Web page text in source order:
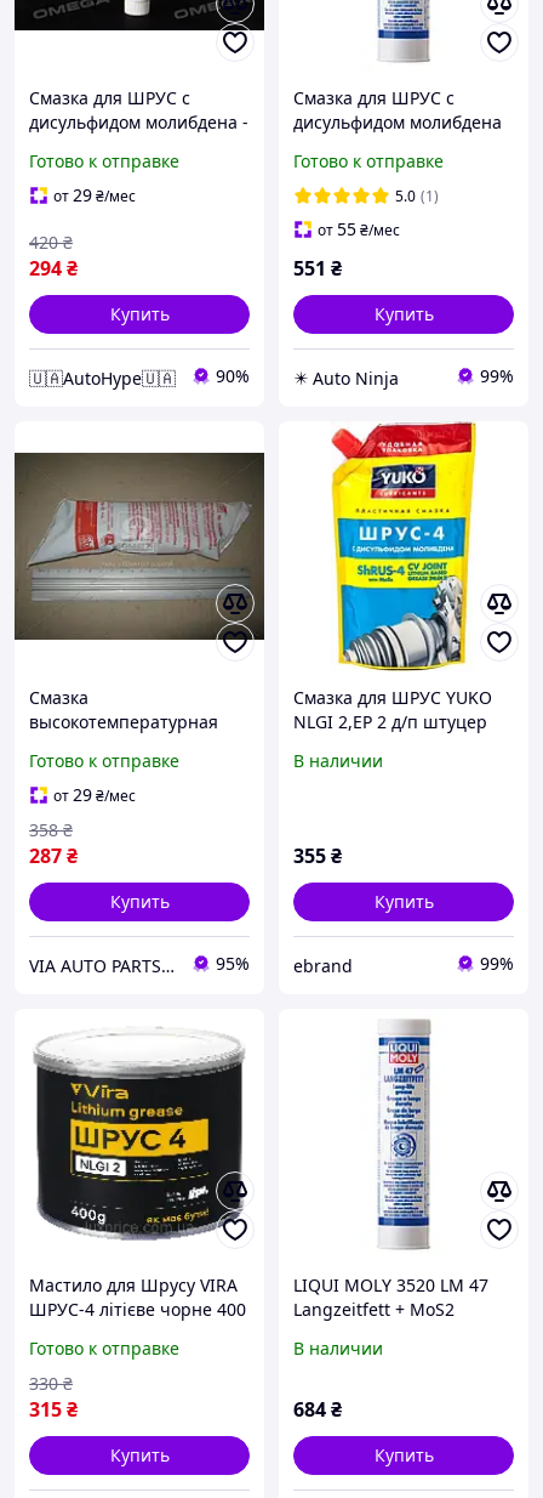
Смазка для ШРУС с
дисульфидом молибдена -
Langzeitfett + MoS2 0,1кг
код 1987
Готово к отправке
от29₴/мес
294₴
420 ₴
Купить
🇺🇦AutoHype🇺🇦 90%
Смазка для ШРУС с
дисульфидом молибдена
Langzeitfett+MoS2
-30°С/125°С (7574/3520)
400мл
Готово к отправке
5.0 (1)
от55₴/мес
551 ₴
Купить
✴️ Auto Ninja 99%
Смазка
высокотемпературная
Готово к отправке
от29₴/мес
287₴
358 ₴
Купить
VIA AUTO PARTS MARKET 95%
Смазка для ШРУС YUKO
NLGI 2,ЕР 2 д/п штуцер
В наличии
355₴
Купить
ebrand 99%
Мастило для Шрусу VIRA
ШРУС-4 літієве чорне 400
Готово к отправке
315₴
330 ₴
Купить
LIQUI MOLY 3520 LM 47
Langzeitfett + MoS2
Длительная защита,
максимальный ресурс
узлов
В наличии
684₴
Купить